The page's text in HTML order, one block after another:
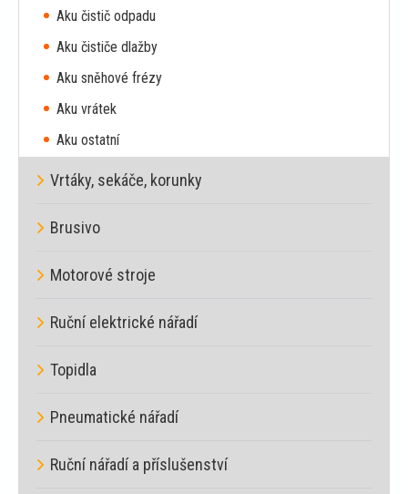
Aku čistič odpadu
Aku čističe dlažby
Aku sněhové frézy
Aku vrátek
Aku ostatní
Vrtáky, sekáče, korunky
Brusivo
Motorové stroje
Ruční elektrické nářadí
Topidla
Pneumatické nářadí
Ruční nářadí a příslušenství